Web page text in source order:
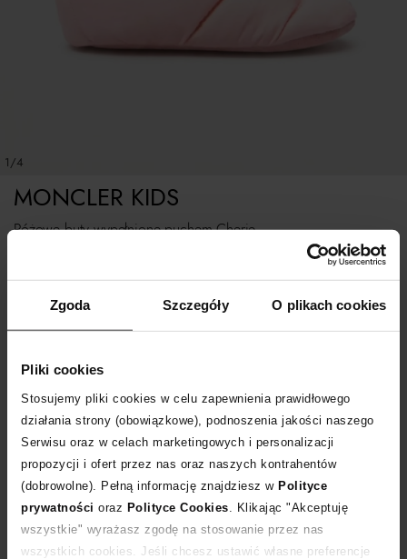
Zgoda Szczegóły O plikach cookies
Pliki cookies
Stosujemy pliki cookies w celu zapewnienia prawidłowego
działania strony (obowiązkowe), podnoszenia jakości naszego
Serwisu oraz w celach marketingowych i personalizacji
propozycji i ofert przez nas oraz naszych kontrahentów
(dobrowolne). Pełną informację znajdziesz w Polityce
prywatności oraz Polityce Cookies . Klikając "Akceptuję
wszystkie" wyrażasz zgodę na stosowanie przez nas
wszystkich cookies. Jeśli chcesz ustawić własne preferencje
1/4
Różowe buty wypełnione puchem Cherie
MONCLER KIDS
Tabela rozmiarów
WYBIERZ ROZMIAR
POWIADOM O DOSTAWIE
Dostawa od 0 zł
14 dni na zwrot towaru
+134 punktówzyskujesz w Klubie Korzyści Sprawdź